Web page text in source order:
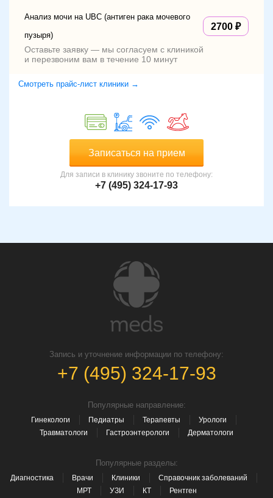
Анализ мочи на UBC (антиген рака мочевого
пузыря)
2700
Оставьте заявку — мы согласуем с клиникой
и перезвоним вам в течение 10 минут
Смотреть прайс-лист клиники →
Записаться на прием
Для записи в клинику звоните по телефону:
+7 (495) 324-17-93
Запись и уточнение информации по телефону:
+7 (495) 324-17-93
Популярные направление:
Гинекологи Педиатры Терапевты
Урологи
Травматологи
Гастроэнтерологи Дерматологи
Популярные разделы:
Диагностика Врачи Клиники
Справочник заболеваний
МРТ
УЗИ КТ Рентген